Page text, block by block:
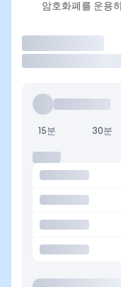
암호화폐를 운용
15분 30분